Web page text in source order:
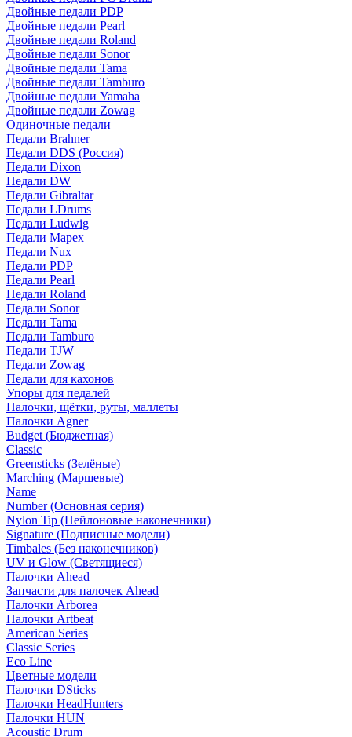
Двойные педали PDP
Двойные педали Pearl
Двойные педали Roland
Двойные педали Sonor
Двойные педали Tama
Двойные педали Tamburo
Двойные педали Yamaha
Двойные педали Zowag
Одиночные педали
Педали Brahner
Педали DDS (Россия)
Педали Dixon
Педали DW
Педали Gibraltar
Педали LDrums
Педали Ludwig
Педали Mapex
Педали Nux
Педали PDP
Педали Pearl
Педали Roland
Педали Sonor
Педали Tama
Педали Tamburo
Педали TJW
Педали Zowag
Педали для кахонов
Упоры для педалей
Палочки, щётки, руты, маллеты
Палочки Agner
Budget (Бюджетная)
Classic
Greensticks (Зелёные)
Marching (Маршевые)
Name
Number (Основная серия)
Nylon Tip (Нейлоновые наконечники)
Signature (Подписные модели)
Timbales (Без наконечников)
UV и Glow (Светящиеся)
Палочки Ahead
Запчасти для палочек Ahead
Палочки Arborea
Палочки Artbeat
American Series
Classic Series
Eco Line
Цветные модели
Палочки DSticks
Палочки HeadHunters
Палочки HUN
Acoustic Drum